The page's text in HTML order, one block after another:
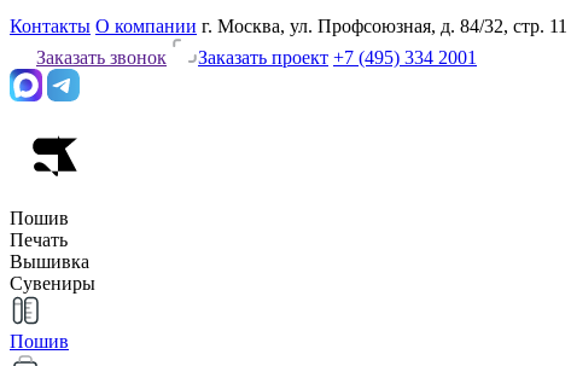
Контакты О компании г. Москва, ул. Профсоюзная, д. 84/32, стр. 11
Заказать звонок
Заказать проект +7 (495) 334 2001
Пошив
Печать
Вышивка
Сувениры
Пошив